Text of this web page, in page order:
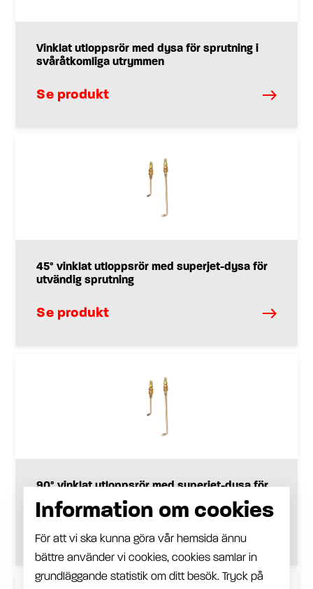
Vinklat utloppsrör med dysa för sprutning i
svåråtkomliga utrymmen
Se produkt
45° vinklat utloppsrör med superjet-dysa för
utvändig sprutning
Se produkt
90° vinklat utloppsrör med superjet-dysa för
sprutning i balkar, finns i två längder:
Se produkt
Information om cookies
För att vi ska kunna göra vår hemsida ännu
bättre använder vi cookies, cookies samlar in
grundläggande statistik om ditt besök. Tryck på